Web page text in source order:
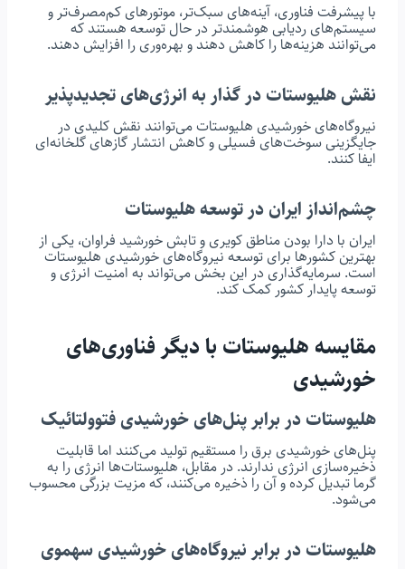
با پیشرفت فناوری، آینه‌های سبک‌تر، موتورهای کم‌مصرف‌تر و
سیستم‌های ردیابی هوشمندتر در حال توسعه هستند که
می‌توانند هزینه‌ها را کاهش دهند و بهره‌وری را افزایش دهند.
نقش هلیوستات در گذار به انرژی‌های تجدیدپذیر
نیروگاه‌های خورشیدی هلیوستات می‌توانند نقش کلیدی در
جایگزینی سوخت‌های فسیلی و کاهش انتشار گازهای گلخانه‌ای
ایفا کنند.
چشم‌انداز ایران در توسعه هلیوستات
ایران با دارا بودن مناطق کویری و تابش خورشید فراوان، یکی از
بهترین کشورها برای توسعه نیروگاه‌های خورشیدی هلیوستات
است. سرمایه‌گذاری در این بخش می‌تواند به امنیت انرژی و
توسعه پایدار کشور کمک کند.
مقایسه هلیوستات با دیگر فناوری‌های
خورشیدی
هلیوستات در برابر پنل‌های خورشیدی فتوولتائیک
پنل‌های خورشیدی برق را مستقیم تولید می‌کنند اما قابلیت
ذخیره‌سازی انرژی ندارند. در مقابل، هلیوستات‌ها انرژی را به
گرما تبدیل کرده و آن را ذخیره می‌کنند، که مزیت بزرگی محسوب
می‌شود.
هلیوستات در برابر نیروگاه‌های خورشیدی سهموی